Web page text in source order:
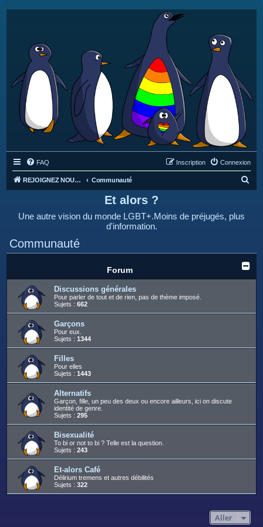
FAQ Connexion
Inscription
REJOIGNEZ NOUS SUR DISCORD : https://discord.gg/4C2Bvub Communauté
h
Et alors ?
Une autre vision du monde LGBT+.Moins de préjugés, plus
d'information.
Communauté
Forum
Discussions générales
Pour parler de tout et de rien, pas de thème imposé.
Sujets : 662
Garçons
Pour eux.
Sujets : 1344
Filles
Pour elles
Sujets : 1443
Alternatifs
Garçon, fille, un peu des deux ou encore ailleurs, ici on discute
identité de genre.
Sujets : 295
Bisexualité
To bi or not to bi ? Telle est la question.
Sujets : 243
Et-alors Café
Délirium tremens et autres débilités
Sujets : 322
Aller